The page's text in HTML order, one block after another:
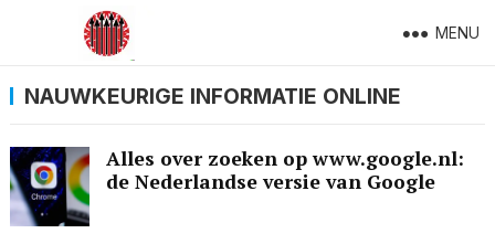
MENU
NAUWKEURIGE INFORMATIE ONLINE
Alles over zoeken op www.google.nl:
de Nederlandse versie van Google